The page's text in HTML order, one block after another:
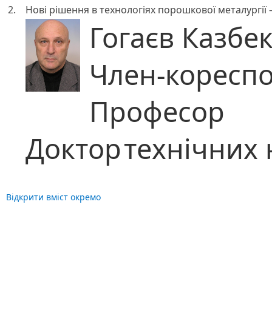
2. Нові рішення в технологіях порошкової
Гогаєв
Член-
Професор
Доктортехнічних
Відкрити вміст окремо